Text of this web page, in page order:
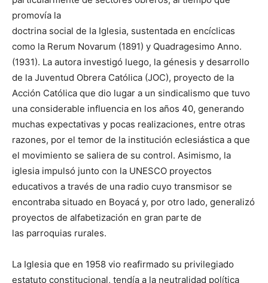
promovía la
doctrina social de la Iglesia, sustentada en encíclicas
como la Rerum Novarum (1891) y Quadragesimo Anno.
(1931). La autora investigó luego, la génesis y desarrollo
de la Juventud Obrera Católica (JOC), proyecto de la
Acción Católica que dio lugar a un sindicalismo que tuvo
una considerable influencia en los años 40, generando
muchas expectativas y pocas realizaciones, entre otras
razones, por el temor de la institución eclesiástica a que
el movimiento se saliera de su control. Asimismo, la
iglesia impulsó junto con la UNESCO proyectos
educativos a través de una radio cuyo transmisor se
encontraba situado en Boyacá y, por otro lado, generalizó
proyectos de alfabetización en gran parte de
las parroquias rurales.
La Iglesia que en 1958 vio reafirmado su privilegiado
estatuto constitucional, tendía a la neutralidad política